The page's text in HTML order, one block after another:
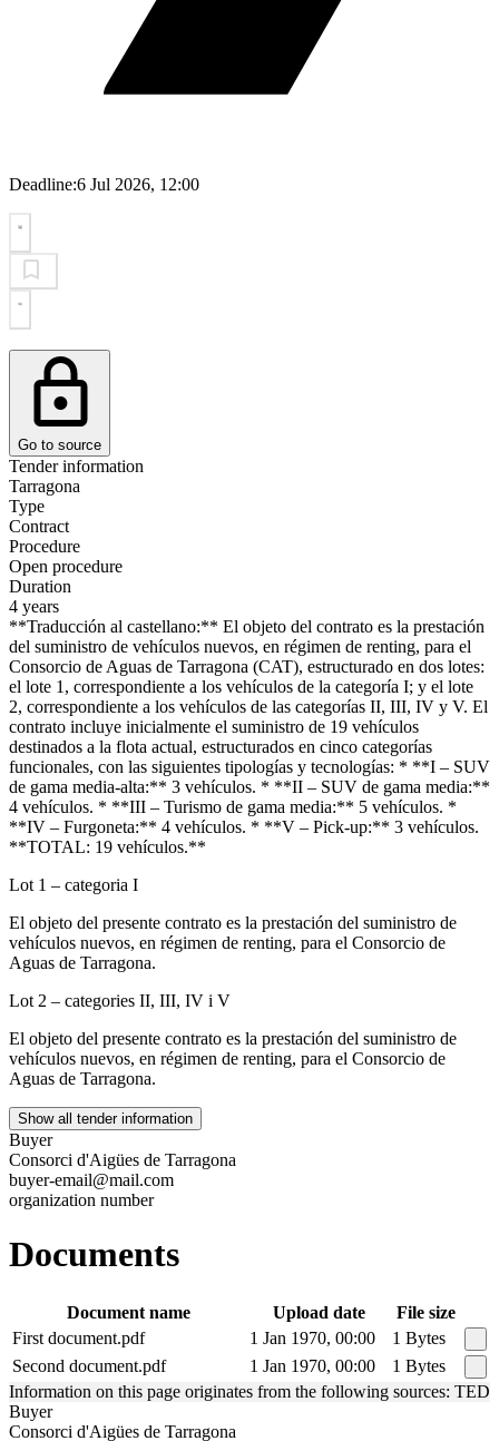
Deadline:6 Jul 2026, 12:00
Go to source
Tender information
Tarragona
Type
Contract
Procedure
Open procedure
Duration
4 years
**Traducción al castellano:** El objeto del contrato es la prestación
del suministro de vehículos nuevos, en régimen de renting, para el
Consorcio de Aguas de Tarragona (CAT), estructurado en dos lotes:
el lote 1, correspondiente a los vehículos de la categoría I; y el lote
2, correspondiente a los vehículos de las categorías II, III, IV y V. El
contrato incluye inicialmente el suministro de 19 vehículos
destinados a la flota actual, estructurados en cinco categorías
funcionales, con las siguientes tipologías y tecnologías: * **I – SUV
de gama media-alta:** 3 vehículos. * **II – SUV de gama media:**
4 vehículos. * **III – Turismo de gama media:** 5 vehículos. *
**IV – Furgoneta:** 4 vehículos. * **V – Pick-up:** 3 vehículos.
**TOTAL: 19 vehículos.**
Lot 1 – categoria I
El objeto del presente contrato es la prestación del suministro de
vehículos nuevos, en régimen de renting, para el Consorcio de
Aguas de Tarragona.
Lot 2 – categories II, III, IV i V
El objeto del presente contrato es la prestación del suministro de
vehículos nuevos, en régimen de renting, para el Consorcio de
Aguas de Tarragona.
Show all tender information
Buyer
Consorci d'Aigües de Tarragona
buyer-email@mail.com
organization number
Documents
Document name Upload date
File size
First document.pdf
1 Jan 1970, 00:00
1 Bytes
Second document.pdf
1 Jan 1970, 00:00
1 Bytes
Information on this page originates from the following sources: TED
Buyer
Consorci d'Aigües de Tarragona